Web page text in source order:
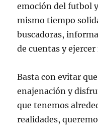
emoción del futbol
mismo tiempo
buscadoras,
de cuentas y
Basta con evitar
enajenación y
que tenemos
realidades,